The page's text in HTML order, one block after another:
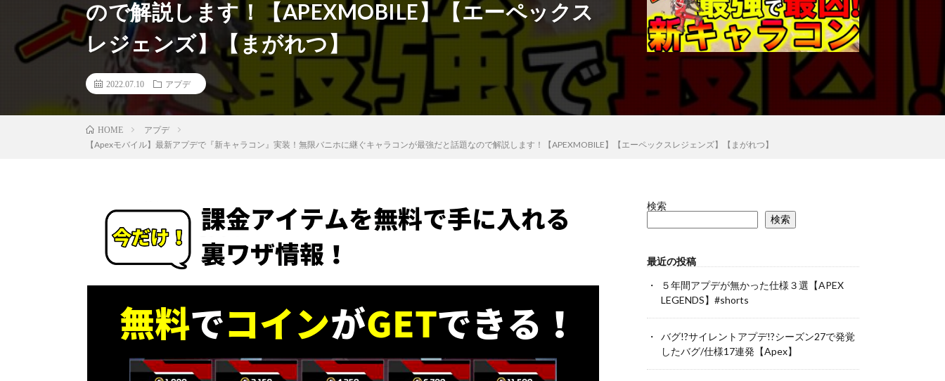
ので解説します！【APEXMOBILE】【エーペックス
レジェンズ】【まがれつ】
2022.07.10 アプデ
HOME
アプデ
【Apexモバイル】最新アプデで『新キャラコン』実装！無限バニホに継ぐキャラコンが最強だと話題なので解説します！【APEXMOBILE】【エーペックスレジェンズ】【まがれつ】
検索
検索
最近の投稿
５年間アプデが無かった仕様３選【APEX
LEGENDS】#shorts
バグ!?サイレントアプデ!?シーズン27で発覚
したバグ/仕様17連発【Apex】